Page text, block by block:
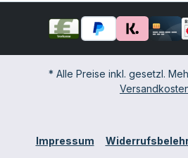
* Alle Preise inkl. gesetzl.
Impressum